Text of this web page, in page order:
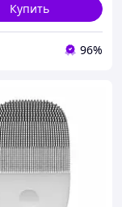
Купить
96%